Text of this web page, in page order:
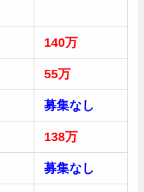
140万
55万
募集なし
138万
募集なし